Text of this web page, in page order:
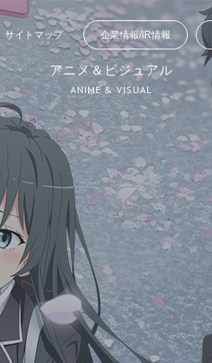
サイトマップ 企業情報/IR情報
アニメ＆ビジュアル
ANIME & VISUAL